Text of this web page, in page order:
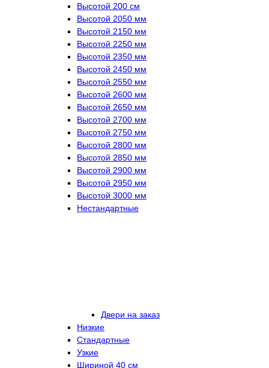
Высотой 200 см
Высотой 2050 мм
Высотой 2150 мм
Высотой 2250 мм
Высотой 2350 мм
Высотой 2450 мм
Высотой 2550 мм
Высотой 2600 мм
Высотой 2650 мм
Высотой 2700 мм
Высотой 2750 мм
Высотой 2800 мм
Высотой 2850 мм
Высотой 2900 мм
Высотой 2950 мм
Высотой 3000 мм
Нестандартные
Двери на заказ
Низкие
Стандартные
Узкие
Шириной 40 см